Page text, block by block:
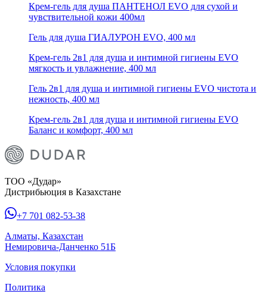
Крем-гель для душа ПАНТЕНОЛ EVO для сухой и
чувствительной кожи 400мл
Гель для душа ГИАЛУРОН EVO, 400 мл
Крем-гель 2в1 для душа и интимной гигиены EVO
мягкость и увлажнение, 400 мл
Гель 2в1 для душа и интимной гигиены EVO чистота и
нежность, 400 мл
Крем-гель 2в1 для душа и интимной гигиены EVO
Баланс и комфорт, 400 мл
ТОО «Дудар»
Дистрибьюция в Казахстане
+7 701 082-53-38
Алматы, Казахстан
Немировича-Данченко 51Б
Условия покупки
Политика